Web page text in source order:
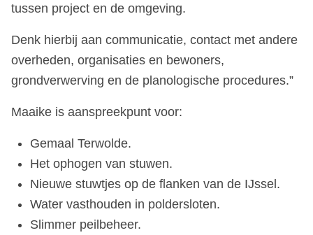
tussen project en de omgeving.
Denk hierbij aan communicatie, contact met andere
overheden, organisaties en bewoners,
grondverwerving en de planologische procedures.”
Maaike is aanspreekpunt voor:
Gemaal Terwolde.
Het ophogen van stuwen.
Nieuwe stuwtjes op de flanken van de IJssel.
Water vasthouden in poldersloten.
Slimmer peilbeheer.